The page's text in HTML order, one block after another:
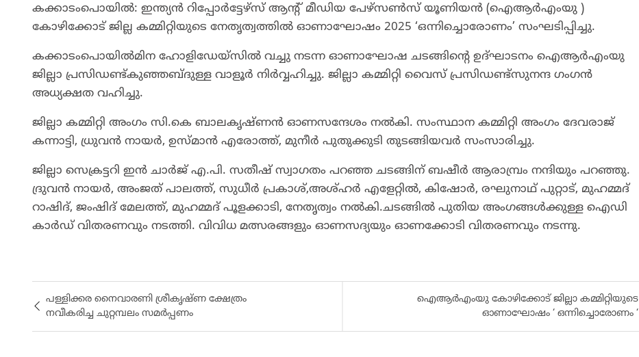
കക്കാടംപൊയില്‍: ഇന്ത്യന്‍ റിപ്പോര്‍ട്ടേഴ്സ് ആന്റ് മീഡിയ പേഴ്സണ്‍സ് യൂണിയന്‍ (ഐആര്‍എംയു )
കോഴിക്കോട് ജില്ല കമ്മിറ്റിയുടെ നേതൃത്വത്തില്‍ ഓണാഘോഷം 2025 ‘ഒന്നിച്ചൊരോണം’ സംഘടിപ്പിച്ചു.
കക്കാടംപൊയില്‍മിന ഹോളിഡേയ്‌സിൽ വച്ചു നടന്ന ഓണാഘോഷ ചടങ്ങിന്റെ ഉദ്ഘാടനം ഐആര്‍എംയു
ജില്ലാ പ്രസിഡണ്ട്കുഞ്ഞബ്ദുള്ള വാളൂര്‍ നിര്‍വ്വഹിച്ചു. ജില്ലാ കമ്മിറ്റി വൈസ് പ്രസിഡണ്ട്സുനന്ദ ഗംഗന്‍
അധ്യക്ഷത വഹിച്ചു.
ജില്ലാ കമ്മിറ്റി അംഗം സി.കെ ബാലകൃഷ്ണന്‍ ഓണസന്ദേശം നല്‍കി. സംസ്ഥാന കമ്മിറ്റി അംഗം ദേവരാജ്
കന്നാട്ടി, ധ്രുവന്‍ നായര്‍, ഉസ്മാന്‍ എരോത്ത്, മുനീര്‍ പുതുക്കുടി തുടങ്ങിയവര്‍ സംസാരിച്ചു.
ജില്ലാ സെക്രട്ടറി ഇൻ ചാർജ് എ.പി. സതീഷ് സ്വാഗതം പറഞ്ഞ ചടങ്ങിന് ബഷീര്‍ ആരാമ്പ്രം നന്ദിയും പറഞ്ഞു.
ദ്രുവൻ നായർ, അംജത് പാലത്ത്, സുധീർ പ്രകാശ്,അശ്ഹർ എളേറ്റിൽ, കിഷോർ, രഘുനാഥ്‌ പുറ്റാട്, മുഹമ്മദ്‌
റാഷിദ്‌, ജംഷിദ് മേലത്ത്, മുഹമ്മദ്‌ പൂളക്കാടി, നേതൃത്വം നൽകി.ചടങ്ങില്‍ പുതിയ അംഗങ്ങള്‍ക്കുള്ള ഐഡി
കാര്‍ഡ് വിതരണവും നടത്തി. വിവിധ മത്സരങ്ങളും ഓണസദ്യയും ഓണക്കോടി വിതരണവും നടന്നു.
പള്ളിക്കര നൈവാരണി ശ്രീകൃഷ്ണ ക്ഷേത്രം
നവീകരിച്ച ചുറ്റമ്പലം സമർപ്പണം
ഐആർഎംയു കോഴിക്കോട് ജില്ലാ കമ്മിറ്റിയുടെ
ഓണാഘോഷം ‘ ഒന്നിച്ചൊരോണം ‘